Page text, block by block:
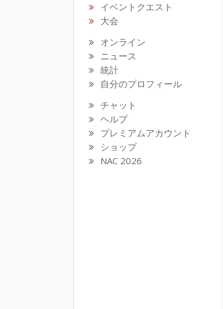
イベントクエスト
大会
オンライン
ニュース
統計
自分のプロフィール
チャット
ヘルプ
プレミアムアカウント
ショップ
NAC 2026